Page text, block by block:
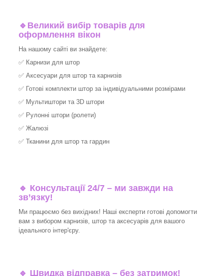
🔹 Великий вибір товарів для
оформлення вікон
На нашому сайті ви знайдете:
✅ Карнизи для штор
✅ Аксесуари для штор та карнизів
✅ Готові комплекти штор за індивідуальними розмірами
✅ Мультиштори та 3D штори
✅ Рулонні штори (ролети)
✅ Жалюзі
✅ Тканини для штор та гардин
🔹 Консультації 24/7 – ми завжди на
зв’язку!
Ми працюємо без вихідних! Наші експерти готові допомогти
вам з вибором карнизів, штор та аксесуарів для вашого
ідеального інтер'єру.​
🔹 Швидка відправка – без затримок!